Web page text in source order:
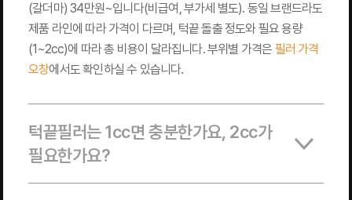
(갈더마) 34만원~입니다(비급여, 부가세 별도). 동일 브랜드라도
제품 라인에 따라 가격이 다르며, 턱끝 돌출 정도와 필요 용량
(1~2cc)에 따라 총 비용이 달라집니다. 부위별 가격은 필러 가격
오창에서도 확인하실 수 있습니다.
턱끝필러는 1cc면 충분한가요, 2cc가
필요한가요?